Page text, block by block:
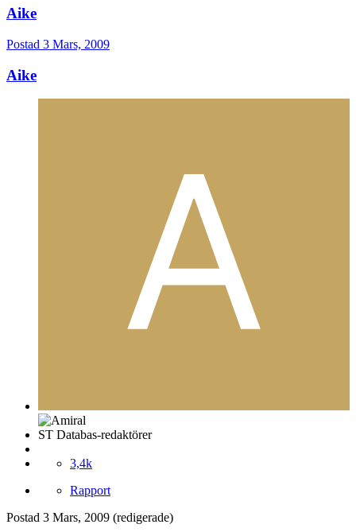
Aike
Postad 3 Mars, 2009
Aike
ST Databas-redaktörer
3,4k
Rapport
Postad 3 Mars, 2009 (redigerade)